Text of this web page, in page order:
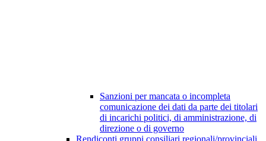
Sanzioni per mancata o incompleta
comunicazione dei dati da parte dei titolari
di incarichi politici, di amministrazione, di
direzione o di governo